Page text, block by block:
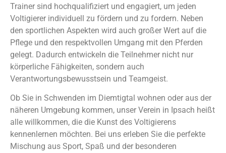
Trainer sind hochqualifiziert und engagiert, um jeden
Voltigierer individuell zu fördern und zu fordern. Neben
den sportlichen Aspekten wird auch großer Wert auf die
Pflege und den respektvollen Umgang mit den Pferden
gelegt. Dadurch entwickeln die Teilnehmer nicht nur
körperliche Fähigkeiten, sondern auch
Verantwortungsbewusstsein und Teamgeist.
Ob Sie in Schwenden im Diemtigtal wohnen oder aus der
näheren Umgebung kommen, unser Verein in Ipsach heißt
alle willkommen, die die Kunst des Voltigierens
kennenlernen möchten. Bei uns erleben Sie die perfekte
Mischung aus Sport, Spaß und der besonderen